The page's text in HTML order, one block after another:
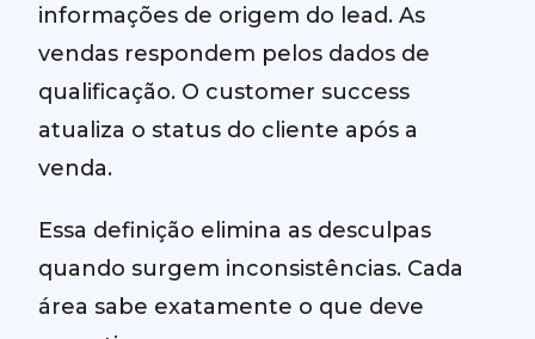
informações de origem do lead. As
vendas respondem pelos dados de
qualificação. O customer success
atualiza o status do cliente após a
venda.
Essa definição elimina as desculpas
quando surgem inconsistências. Cada
área sabe exatamente o que deve